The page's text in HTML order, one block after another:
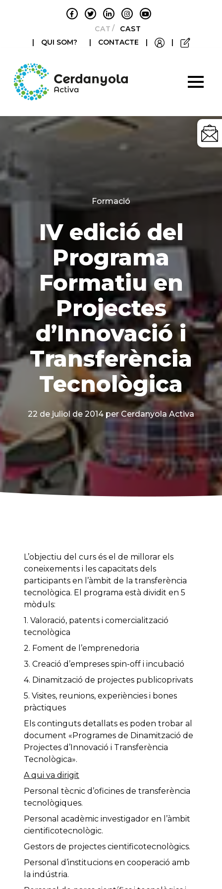
CATALÀCASTELLANO
|
QUI SOM? | CONTACTE | |
Categories
Formació
IV edició del
Programa
Formatiu en
Projectes
d’Innovació i
Transferència
Tecnològica
22 de juliol de 2014 per Cerdanyola Activa
L’objectiu del curs és el de millorar els
coneixements i les capacitats dels
participants en l’àmbit de la transferència
tecnològica. El programa està dividit en 5
mòduls:
1. Valoració, patents i comercialització
tecnològica
2. Foment de l’emprenedoria
3. Creació d’empreses spin-off i incubació
4. Dinamització de projectes publicoprivats
5. Visites, reunions, experiències i bones
pràctiques
Els continguts detallats es poden trobar al
document «Programes de Dinamització de
Projectes d’Innovació i Transferència
Tecnològica».
A qui va dirigit
Personal tècnic d’oficines de transferència
tecnològiques.
Personal acadèmic investigador en l’àmbit
cientificotecnològic.
Gestors de projectes cientificotecnològics.
Personal d’institucions en cooperació amb
la indústria.